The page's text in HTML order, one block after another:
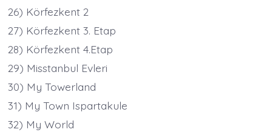
26) Körfezkent 2
27) Körfezkent 3. Etap
28) Körfezkent 4.Etap
29) Misstanbul Evleri
30) My Towerland
31) My Town Ispartakule
32) My World